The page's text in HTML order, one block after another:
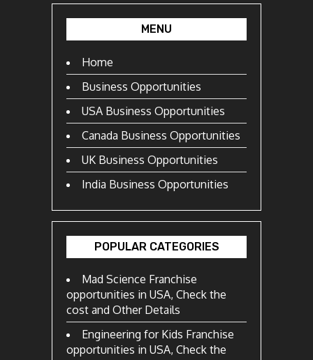
MENU
Home
Business Opportunities
USA Business Opportunities
Canada Business Opportunities
UK Business Opportunities
India Business Opportunities
POPULAR CATEGORIES
Mad Science Franchise
opportunities in USA, Check the
cost and Other Details
Engineering for Kids Franchise
opportunities in USA, Check the